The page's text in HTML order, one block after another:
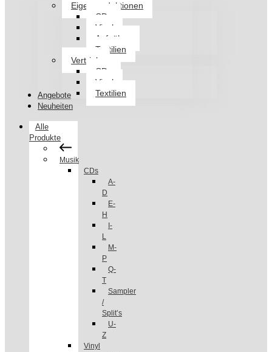
Eigenproduktionen
CDs
Vinyl
Aufnäher
Textilien
Vertrieb
CDs
Vinyl
Textilien
Angebote
Neuheiten
Alle
Produkte
Musik
CDs
A-
D
E-
H
I-
L
M-
P
Q-
T
Sampler
/
Split’s
U-
Z
Vinyl